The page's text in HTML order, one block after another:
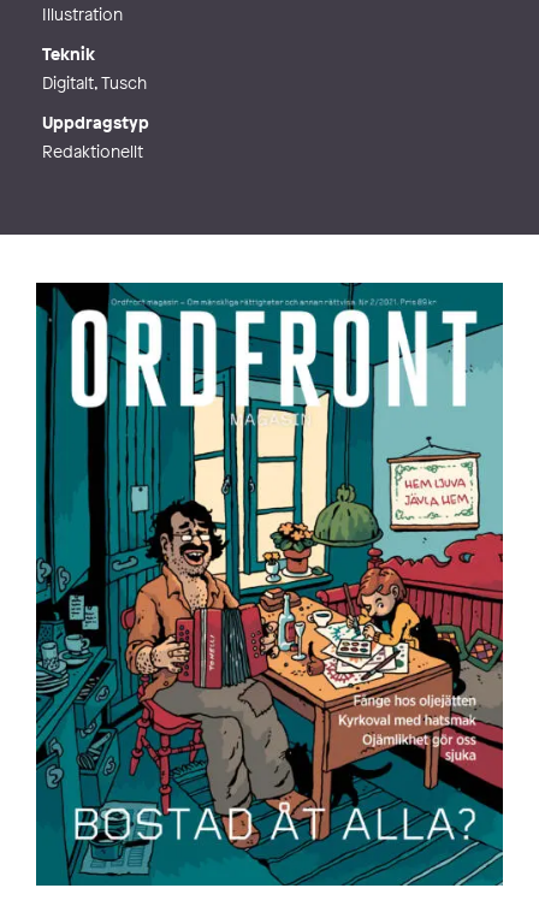
Illustration
Teknik
Digitalt, Tusch
Uppdragstyp
Redaktionellt